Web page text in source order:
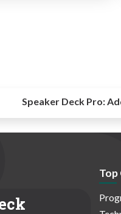
Speaker Deck Pro:
Top